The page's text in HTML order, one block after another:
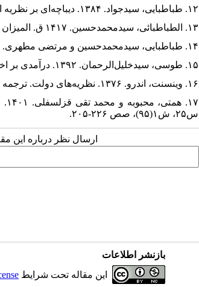
۱۲. طباطبایی، سیدجواد. ۱۳۸۴. دیباچه‌ای بر نظریه انحطاط ایران. چ۴. تهران: نگاه معاصر.
۱۳. الطباطبائی، سیدمحمدحسین. ۱۴۱۷ ق. المیزان فی تفسیر القرآن. ج۳. ط۵. قم: جماعه المدرسین فی الحوزه العلمیه فی قم المقدسه.
۱۴. طباطبایی، سیدمحمدحسین و مرتضی مطهری. ۱۳۹۲. مجموعه آثار: اصول فلسفه و روش رئالیسم. چ ۱۶. ج۶. تهران: صدرا.
۱۵. طوسی، سیدخلیل‌الرحمان. ۱۳۹۲. درآمدی بر اخلاق فلسفی در حکمت متعالیه. قم: پژوهشگاه علوم و فرهنگ اسلامی.
۱۶. وینسنت، اندرو. ۱۳۷۶. نظریه‌های دولت. ترجمه حسین بشیریه. چ۲. تهران: نی.
س۲۵، ش۱(۹۵)، صص ۲۲۶-۲۰۵.
ارسال نظر درباره این
بازنشر اطلاعات
این مقاله تحت شرایط